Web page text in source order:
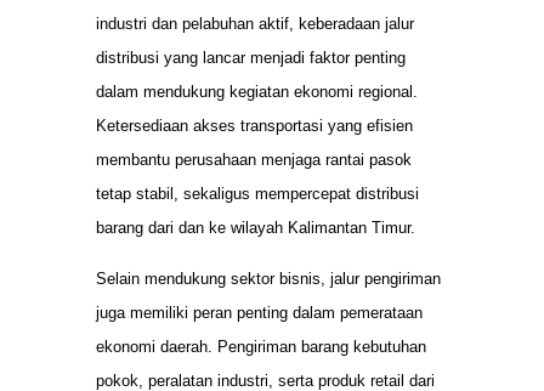
industri dan pelabuhan aktif, keberadaan jalur
distribusi yang lancar menjadi faktor penting
dalam mendukung kegiatan ekonomi regional.
Ketersediaan akses transportasi yang efisien
membantu perusahaan menjaga rantai pasok
tetap stabil, sekaligus mempercepat distribusi
barang dari dan ke wilayah Kalimantan Timur.
Selain mendukung sektor bisnis, jalur pengiriman
juga memiliki peran penting dalam pemerataan
ekonomi daerah. Pengiriman barang kebutuhan
pokok, peralatan industri, serta produk retail dari